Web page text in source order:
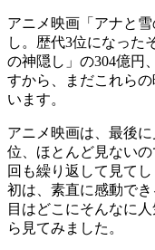
アニメ映画「アナと
し。歴代3位になった
の神隠し」の304億円
すから、まだこれら
います。
アニメ映画は、最後
位、ほとんど見ない
回も繰り返して見て
初は、素直に感動で
目はどこにそんなに
ら見てみました。